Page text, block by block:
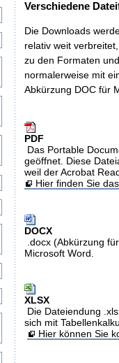
Verschiedene
Die Downloads
relativ weit
zu den Formaten
normalerweise mit
Abkürzung DOC für
PDF
Das Portable
geöffnet. Diese
weil der Acrobat
Hier finden Sie
DOCX
.docx (Abkürzung
Microsoft Word.
XLSX
Die Dateiendung
sich mit
Hier können Sie